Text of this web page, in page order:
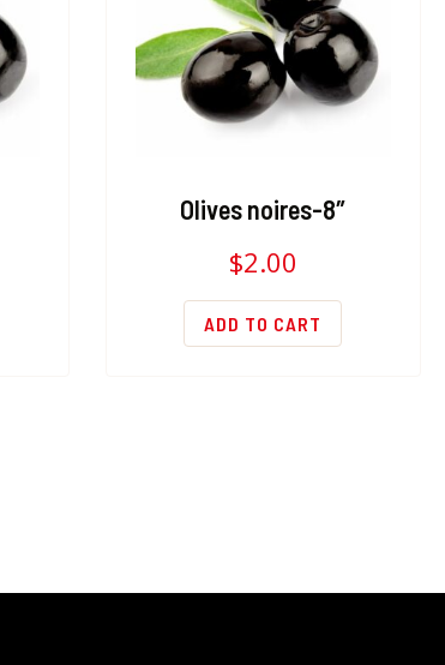
Olives noires-8″
$2.00
ADD TO CART